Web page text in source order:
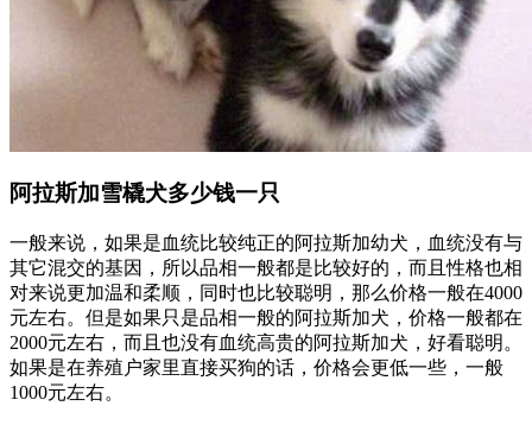
阿拉斯加雪橇犬多少钱一只
一般来说，如果是血统比较纯正的阿拉斯加幼犬，血统没有与
其它混交的基因，所以品相一般都是比较好的，而且性格也相
对来说更加温和柔顺，同时也比较聪明，那么价格一般在4000
元左右。但是如果只是品相一般的阿拉斯加犬，价格一般都在
2000元左右，而且也没有血统高贵的阿拉斯加犬，好看聪明。
如果是在养殖户家里直接买狗的话，价格会更低一些，一般
1000元左右。